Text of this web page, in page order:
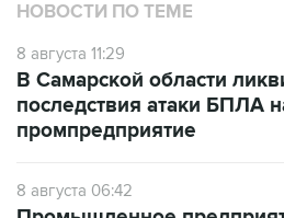
НОВОСТИ ПО ТЕМЕ
8 августа 11:29
В Самарской области
последствия атаки БПЛА
промпредприятие
8 августа 06:42